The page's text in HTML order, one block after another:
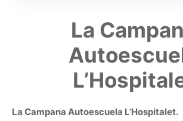
La
La Campana Autoescuela L’Hospitalet.